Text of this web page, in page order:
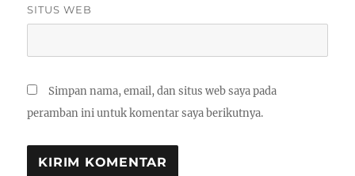
SITUS WEB
Simpan nama, email, dan situs web saya pada
peramban ini untuk komentar saya berikutnya.